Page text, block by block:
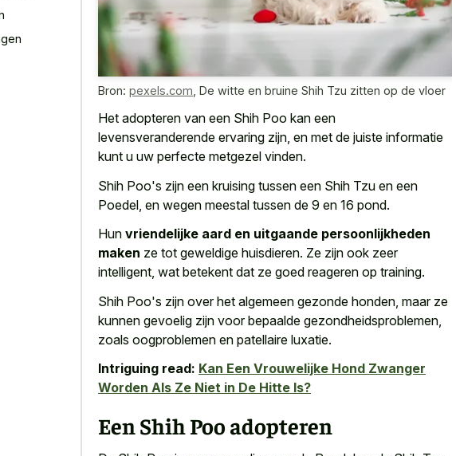
Bron: pexels.com De witte en bruine Shih Tzu zitten op de vloer
Het adopteren van een Shih Poo kan een
levensveranderende ervaring zijn, en met de juiste informatie
kunt u uw perfecte metgezel vinden.
Shih Poo's zijn een kruising tussen een Shih Tzu en een
Poedel, en wegen meestal tussen de 9 en 16 pond.
Hun vriendelijke aard en uitgaande persoonlijkheden
maken ze tot geweldige huisdieren. Ze zijn ook zeer
intelligent, wat betekent dat ze goed reageren op training.
Shih Poo's zijn over het algemeen gezonde honden, maar ze
kunnen gevoelig zijn voor bepaalde gezondheidsproblemen,
zoals oogproblemen en patellaire luxatie.
Intriguing read: Kan Een Vrouwelijke Hond Zwanger
Worden Als Ze Niet in De Hitte Is?
Een Shih Poo adopteren